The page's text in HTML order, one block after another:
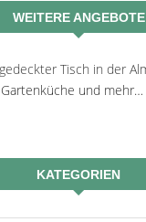
WEITERE ANGEBOTE
und mehr…
KATEGORIEN